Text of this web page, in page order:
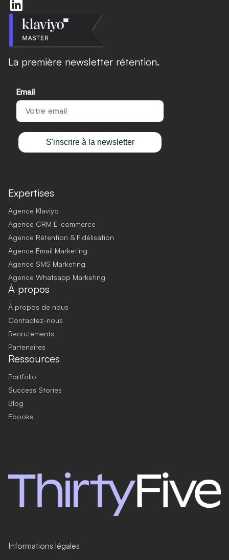
La première newsletter rétention.
Email
S'inscrire à la newsletter
Expertises
Agence Klaviyo
Agence CRM E-commerce
Agence Rétention & Fidélisation
Agence Email Marketing
Agence SMS Marketing
Agence Whatsapp Marketing
À propos
À propos de nous
Contactez-nous
Recrutements
Partenaires
Ressources
Portfolio
Success Stories
Blog
Ebooks
Informations légales